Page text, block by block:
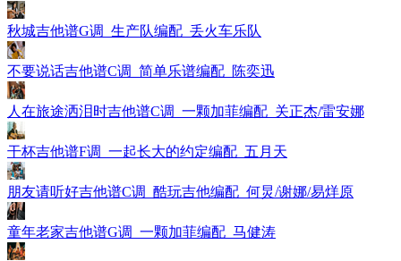
秋城吉他谱G调_生产队编配_丢火车乐队
不要说话吉他谱C调_简单乐谱编配_陈奕迅
人在旅途洒泪时吉他谱C调_一颗加菲编配_关正杰/雷安娜
干杯吉他谱F调_一起长大的约定编配_五月天
朋友请听好吉他谱C调_酷玩吉他编配_何炅/谢娜/易烊原
童年老家吉他谱G调_一颗加菲编配_马健涛